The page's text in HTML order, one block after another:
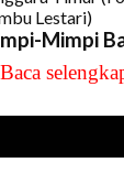
Mimpi
Baca